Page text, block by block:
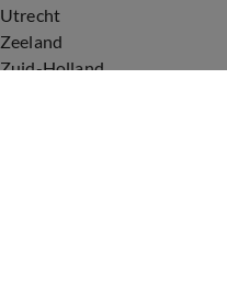
Utrecht
Zeeland
Zuid-Holland